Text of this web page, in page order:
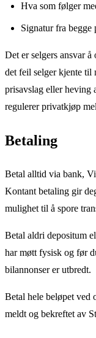
Hva som følger
Signatur fra begge
Det er selgers ansvar
det feil selger kjente til
prisavslag eller heving
regulerer privatkjøp
Betaling
Betal alltid via bank,
Kontant betaling gir
mulighet til å spore
Betal aldri depositum
har møtt fysisk og før
bilannonser er utbredt.
Betal hele beløpet ved
meldt og bekreftet av